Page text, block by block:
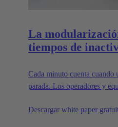
La
tiempos de
Cada minuto cuenta cuando
parada. Los operadores y
relación con los plazos
Descargar white paper